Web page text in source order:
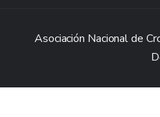
Asociación Nacional de